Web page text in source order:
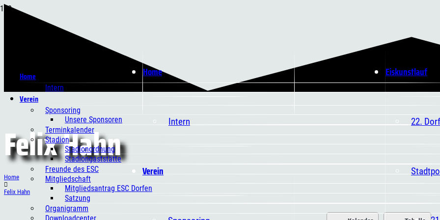
Eiskunstlauf
22.
Home
Intern
Verein
Home
Intern
Verein
Sponsoring
Unsere Sponsoren
Terminkalender
Stadion
Stadionordnung
Stadiongaststätte
Freunde des ESC
Mitgliedschaft
Mitgliedsantrag ESC Dorfen
Satzung
Organigramm
Felix Hahn
Home
Felix Hahn